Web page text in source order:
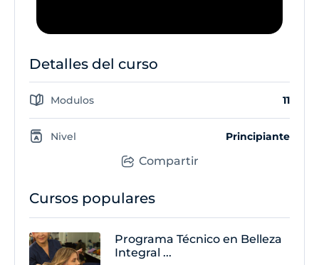
Compartir
Detalles del curso
Modulos 11
Nivel Principiante
Cursos populares
Programa Técnico en Belleza
Integral ...